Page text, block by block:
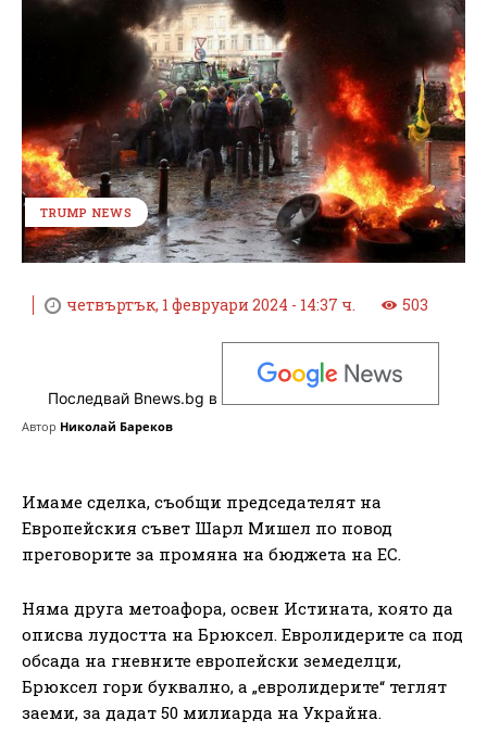
TRUMP NEWS
четвъртък, 1 февруари 2024 - 14:37 ч. 503
Последвай Bnews.bg в
Автор Николай Бареков
Имаме сделка, съобщи председателят на
Европейския съвет Шарл Мишел по повод
преговорите за промяна на бюджета на ЕС.
Няма друга метоафора, освен Истината, която да
описва лудостта на Брюксел. Евролидерите са под
обсада на гневните европейски земеделци,
Брюксел гори буквално, а „евролидерите“ теглят
заеми, за дадат 50 милиарда на Украйна.